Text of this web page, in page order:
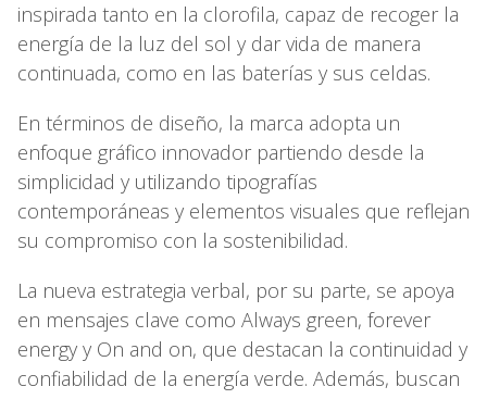
inspirada tanto en la clorofila, capaz de recoger la
energía de la luz del sol y dar vida de manera
continuada, como en las baterías y sus celdas.
En términos de diseño, la marca adopta un
enfoque gráfico innovador partiendo desde la
simplicidad y utilizando tipografías
contemporáneas y elementos visuales que reflejan
su compromiso con la sostenibilidad.
La nueva estrategia verbal, por su parte, se apoya
en mensajes clave como Always green, forever
energy y On and on, que destacan la continuidad y
confiabilidad de la energía verde. Además, buscan